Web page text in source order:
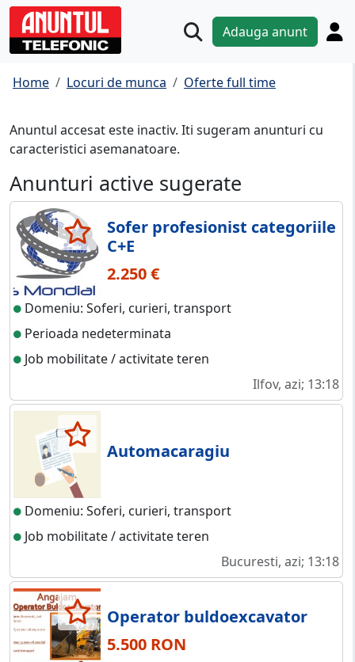
Adauga anunt
Home Locuri de munca Oferte full time
Anuntul accesat este inactiv. Iti sugeram anunturi cu
caracteristici asemanatoare.
Anunturi active sugerate
Sofer profesionist categoriile
C+E
2.250 €
Domeniu: Soferi, curieri, transport
Perioada nedeterminata
Job mobilitate / activitate teren
Ilfov, azi; 13:18
Automacaragiu
Domeniu: Soferi, curieri, transport
Job mobilitate / activitate teren
Bucuresti, azi; 13:18
Operator buldoexcavator
5.500 RON